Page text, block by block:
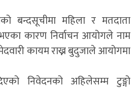
बन्दसूचीमा महिला र मतदाता
भएका कारण निर्वाचन आयोगले नाम
कायम राख्न बुदुजाले आयोगमा
निवेदनको अहिलेसम्म टुङ्गो